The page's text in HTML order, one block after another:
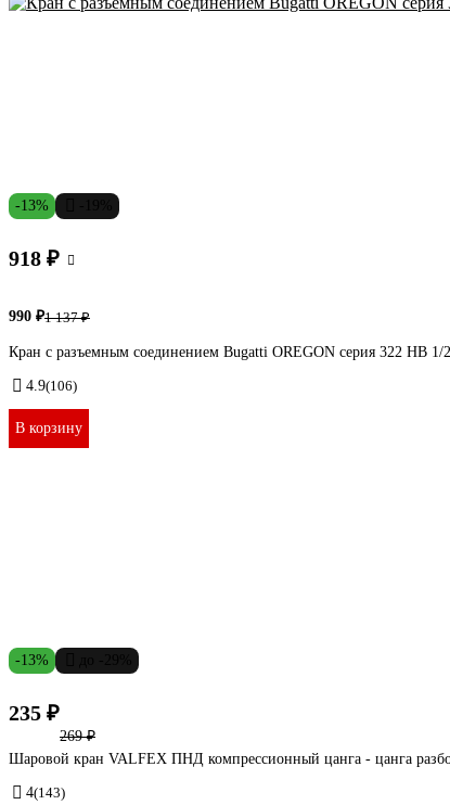
-13%
918 ₽
990 ₽1 137 ₽
Кран с разъемным соединением Bugatti OREGON серия 322 НВ 1/
4.9(106)
В корзину
-13%
235 ₽
269 ₽
Шаровой кран VALFEX ПНД компрессионный цанга - цанга
4(143)